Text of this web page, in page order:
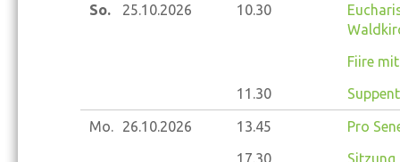
So. 25.10.2026 10.30
Fiire
11.30
Mo. 26.10.2026 13.45
Pro
17.30
Sitzung